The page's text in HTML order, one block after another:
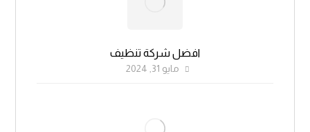
افضل شركة تنظيف
مايو 31, 2024